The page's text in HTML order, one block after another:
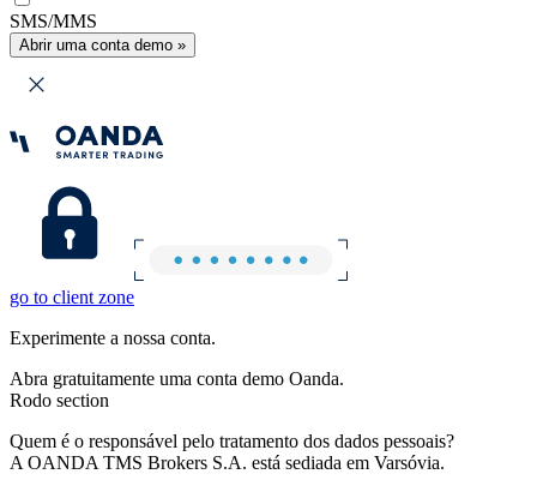
SMS/MMS
Abrir uma conta demo »
go to client zone
Experimente a nossa conta.
Abra gratuitamente uma conta demo Oanda.
Rodo section
Quem é o responsável pelo tratamento dos dados pessoais?
A OANDA TMS Brokers S.A. está sediada em Varsóvia.